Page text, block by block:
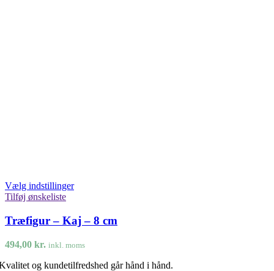
Vælg indstillinger
Tilføj ønskeliste
Træfigur – Kaj – 8 cm
494,00 kr. inkl. moms
og kundetilfredshed går hånd i hånd.